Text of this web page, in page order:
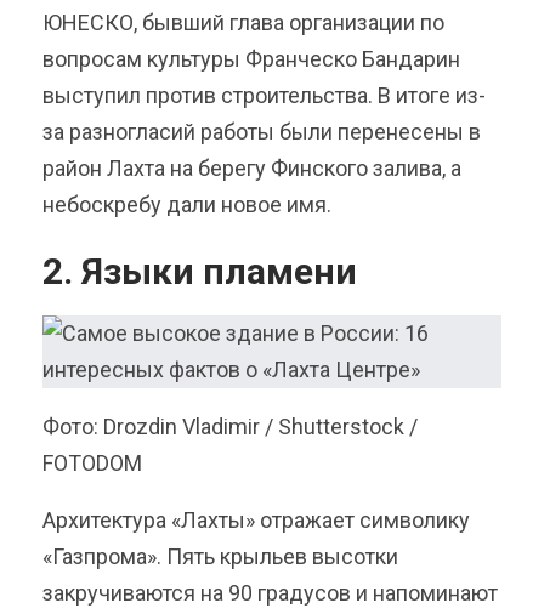
ЮНЕСКО, бывший глава организации по
вопросам культуры Франческо Бандарин
выступил против строительства. В итоге из-
за разногласий работы были перенесены в
район Лахта на берегу Финского залива, а
небоскребу дали новое имя.
2. Языки пламени
Фото: Drozdin Vladimir / Shutterstock /
FOTODOM
Архитектура «Лахты» отражает символику
«Газпрома». Пять крыльев высотки
закручиваются на 90 градусов и напоминают